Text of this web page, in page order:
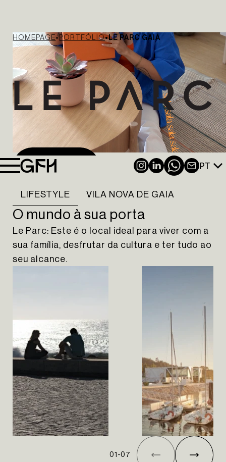
INSTAGRAM
LINKEDINPT
HOMEPAGE PORTFÓLIO LE PARC GAIA
VER VÍDEO
LIFESTYLE VILA NOVA DE GAIA
O mundo à sua porta
Le Parc: Este é o local ideal para viver com a
sua família, desfrutar da cultura e ter tudo ao
seu alcance.
01 -07